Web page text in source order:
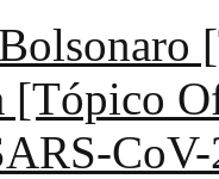
[Tópico